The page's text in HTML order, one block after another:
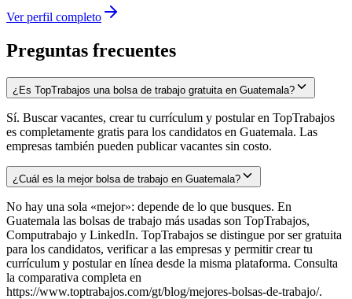
Ver perfil completo
Preguntas frecuentes
¿Es TopTrabajos una bolsa de trabajo gratuita en Guatemala?
Sí. Buscar vacantes, crear tu currículum y postular en TopTrabajos
es completamente gratis para los candidatos en Guatemala. Las
empresas también pueden publicar vacantes sin costo.
¿Cuál es la mejor bolsa de trabajo en Guatemala?
No hay una sola «mejor»: depende de lo que busques. En
Guatemala las bolsas de trabajo más usadas son TopTrabajos,
Computrabajo y LinkedIn. TopTrabajos se distingue por ser gratuita
para los candidatos, verificar a las empresas y permitir crear tu
currículum y postular en línea desde la misma plataforma. Consulta
la comparativa completa en
https://www.toptrabajos.com/gt/blog/mejores-bolsas-de-trabajo/.